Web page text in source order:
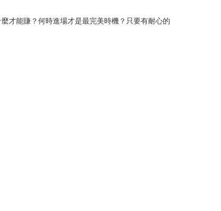
才能賺？何時進場才是最完美時機？只要有耐心的